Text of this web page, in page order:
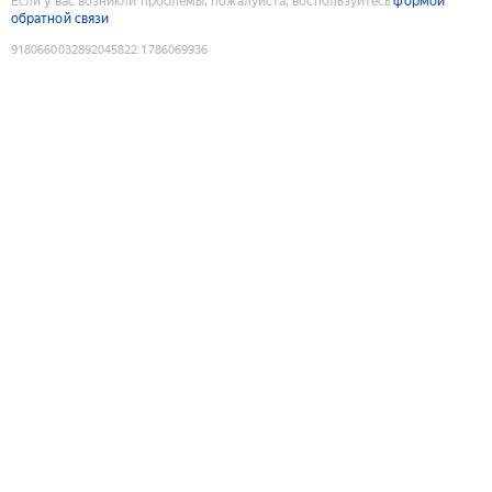
обратной связи
9180660032892045822:1786069936